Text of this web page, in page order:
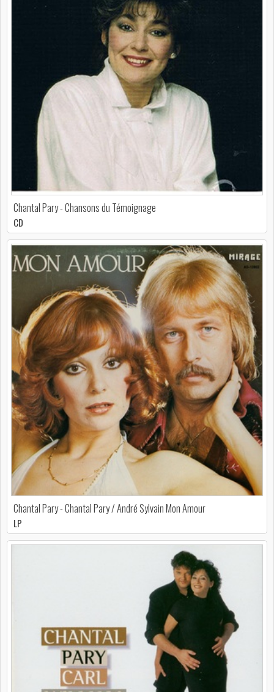
Chantal Pary - Chansons du Témoignage
CD
Chantal Pary - Chantal Pary / André Sylvain Mon Amour
LP